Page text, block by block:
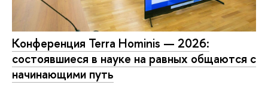
Конференция Terra Hominis — 2026:
состоявшиеся в науке на равных общаются с
начинающими путь